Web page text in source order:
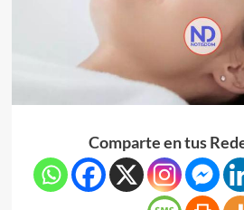
Comparte en tus